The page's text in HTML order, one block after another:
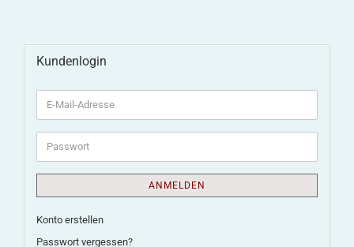
Kundenlogin
ANMELDEN
Konto erstellen
Passwort vergessen?